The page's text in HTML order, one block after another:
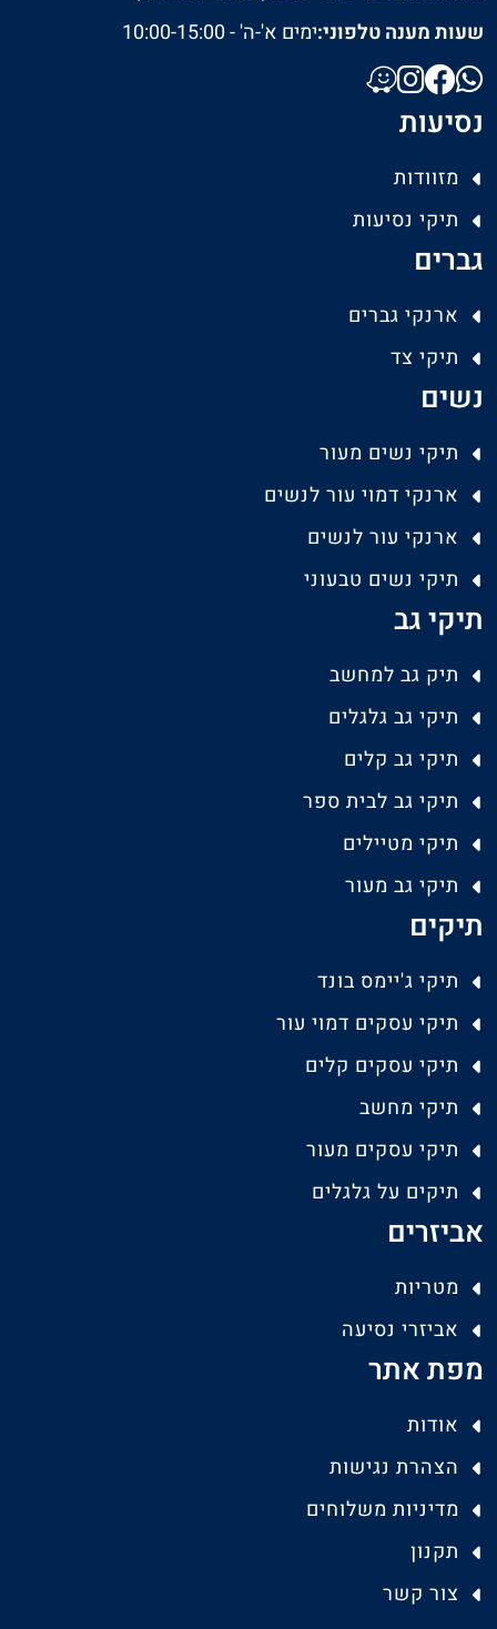
שעות מענה טלפוני:ימים א'-ה' - 10:00-15:00
נסיעות
מזוודות
תיקי נסיעות
גברים
ארנקי גברים
תיקי צד
נשים
תיקי נשים מעור
ארנקי דמוי עור לנשים
ארנקי עור לנשים
תיקי נשים טבעוני
תיקי גב
תיק גב למחשב
תיקי גב גלגלים
תיקי גב קלים
תיקי גב לבית ספר
תיקי מטיילים
תיקי גב מעור
תיקים
תיקי ג'יימס בונד
תיקי עסקים דמוי עור
תיקי עסקים קלים
תיקי מחשב
תיקי עסקים מעור
תיקים על גלגלים
אביזרים
מטריות
אביזרי נסיעה
מפת אתר
אודות
הצהרת נגישות
מדיניות משלוחים
תקנון
צור קשר